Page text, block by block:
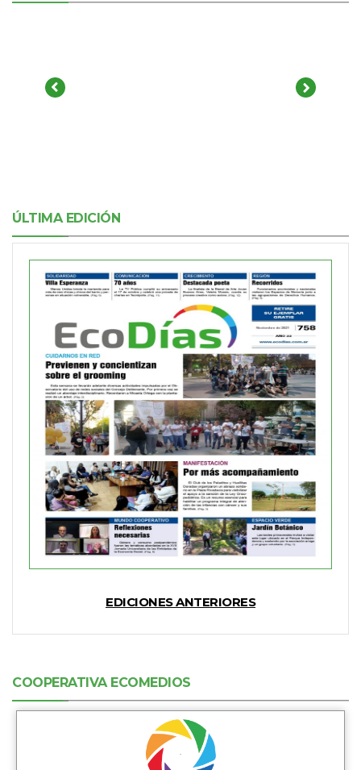
ÚLTIMA EDICIÓN
EDICIONES ANTERIORES
COOPERATIVA ECOMEDIOS